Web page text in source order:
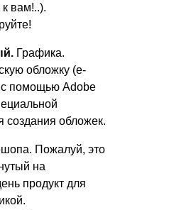
вам!..).
Графика.
обложку (e-
помощью Adobe
создания обложек.
Пожалуй, это
на
продукт для